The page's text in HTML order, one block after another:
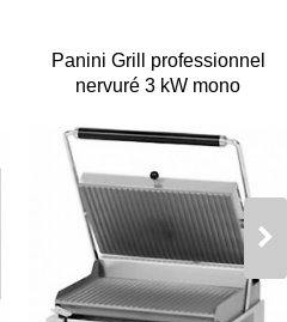
Panini Grill professionnel
nervuré 3 kW mono